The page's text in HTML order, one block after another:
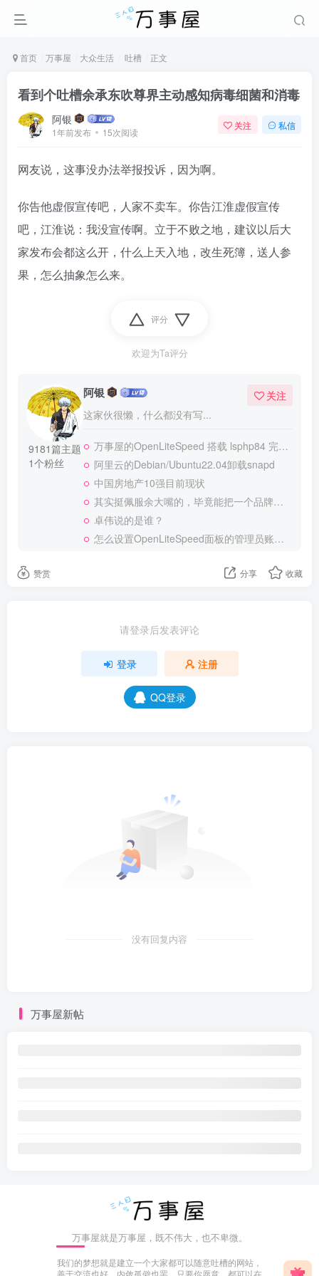
首页 万事屋 大众生活 吐槽 正文
看到个吐槽余承东吹尊界主动感知病毒细菌和消毒
阿银
1年前发布 15次阅读
关注 私信
网友说，这事没办法举报投诉，因为啊。
你告他虚假宣传吧，人家不卖车。你告江淮虚假宣传
吧，江淮说：我没宣传啊。立于不败之地，建议以后大
家发布会都这么开，什么上天入地，改生死簿，送人参
果，怎么抽象怎么来。
评分
欢迎为Ta评分
9181篇主题
1个粉丝
阿银
这家伙很懒，什么都没有写...
关注
万事屋的OpenLiteSpeed 搭载 lsphp84 完整安装 Composer
阿里云的Debian/Ubuntu22.04卸载snapd
中国房地产10强目前现状
其实挺佩服余大嘴的，毕竟能把一个品牌做到全民嘲笑恶搞，真的不容易
卓伟说的是谁？
怎么设置OpenLiteSpeed面板的管理员账号和密码？
赞赏 分享 收藏
请登录后发表评论
登录 注册
QQ登录
没有回复内容
万事屋新帖
万事屋就是万事屋，既不伟大，也不卑微。
我们的梦想就是建立一个大家都可以随意吐槽的网站，